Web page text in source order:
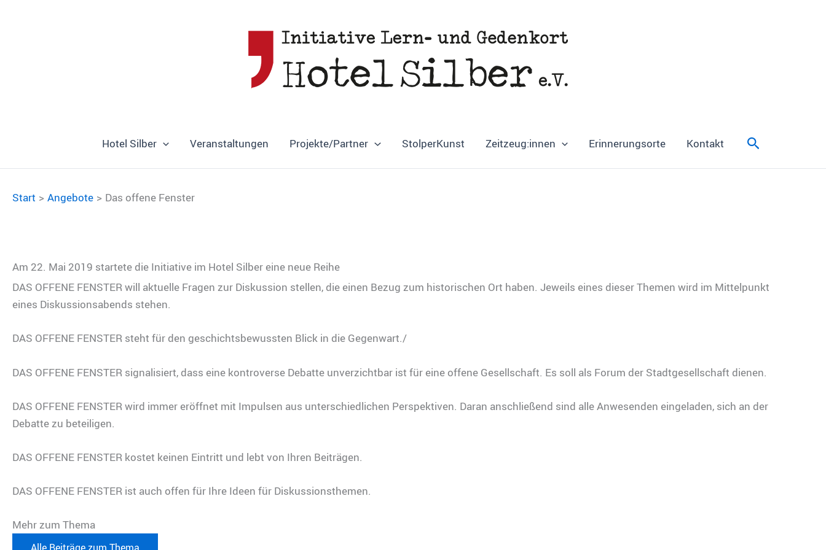
Hotel Silber Veranstaltungen Projekte/Partner StolperKunst Zeitzeug:innen Erinnerungsorte Kontakt Suchen
Start Angebote Das offene Fenster
Am 22. Mai 2019 startete die Initiative im Hotel Silber eine neue Reihe
DAS OFFENE FENSTER will aktuelle Fragen zur Diskussion stellen, die einen Bezug zum historischen Ort haben. Jeweils eines dieser Themen wird im Mittelpunkt
eines Diskussionsabends stehen.
DAS OFFENE FENSTER steht für den geschichtsbewussten Blick in die Gegenwart./
DAS OFFENE FENSTER signalisiert, dass eine kontroverse Debatte unverzichtbar ist für eine offene Gesellschaft. Es soll als Forum der Stadtgesellschaft dienen.
DAS OFFENE FENSTER wird immer eröffnet mit Impulsen aus unterschiedlichen Perspektiven. Daran anschließend sind alle Anwesenden eingeladen, sich an der
Debatte zu beteiligen.
DAS OFFENE FENSTER kostet keinen Eintritt und lebt von Ihren Beiträgen.
DAS OFFENE FENSTER ist auch offen für Ihre Ideen für Diskussionsthemen.
Mehr zum Thema